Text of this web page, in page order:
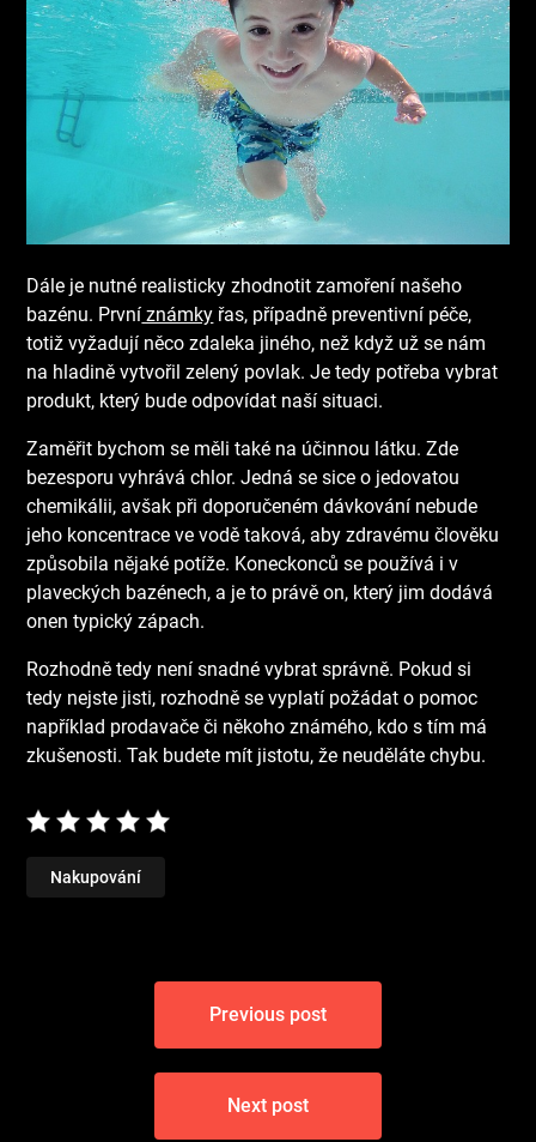
Dále je nutné realisticky zhodnotit zamoření našeho
bazénu. První známky řas, případně preventivní péče,
totiž vyžadují něco zdaleka jiného, než když už se nám
na hladině vytvořil zelený povlak. Je tedy potřeba vybrat
produkt, který bude odpovídat naší situaci.
Zaměřit bychom se měli také na účinnou látku. Zde
bezesporu vyhrává chlor. Jedná se sice o jedovatou
chemikálii, avšak při doporučeném dávkování nebude
jeho koncentrace ve vodě taková, aby zdravému člověku
způsobila nějaké potíže. Koneckonců se používá i v
plaveckých bazénech, a je to právě on, který jim dodává
onen typický zápach.
Rozhodně tedy není snadné vybrat správně. Pokud si
tedy nejste jisti, rozhodně se vyplatí požádat o pomoc
například prodavače či někoho známého, kdo s tím má
zkušenosti. Tak budete mít jistotu, že neuděláte chybu.
Nakupování
Navigace
příspěvek
Previous post
Next post